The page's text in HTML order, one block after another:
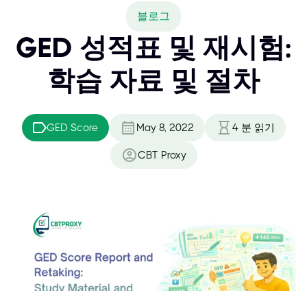
블로그
GED 성적표 및 재시험:
학습 자료 및 절차
GED Score May 8, 2022 4 분 읽기
CBT Proxy